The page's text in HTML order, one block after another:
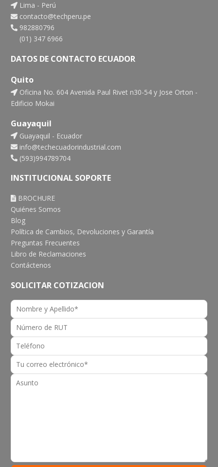
Lima - Perú
contacto@techperu.pe
982880796
(01) 347 6966
DATOS DE CONTACTO ECUADOR
Quito
Oficina No. 604 Avenida Paul Rivet n30-54 y Jose Orton -
Edificio Mokai
Guayaquil
Guayaquil - Ecuador
info@techecuadorindustrial.com
(593)994789704
INSTITUCIONAL SOPORTE
BROCHURE
Quiénes Somos
Blog
Política de Cambios, Devoluciones y Garantía
Preguntas Frecuentes
Libro de Reclamaciones
Contáctenos
SOLICITAR COTIZACION